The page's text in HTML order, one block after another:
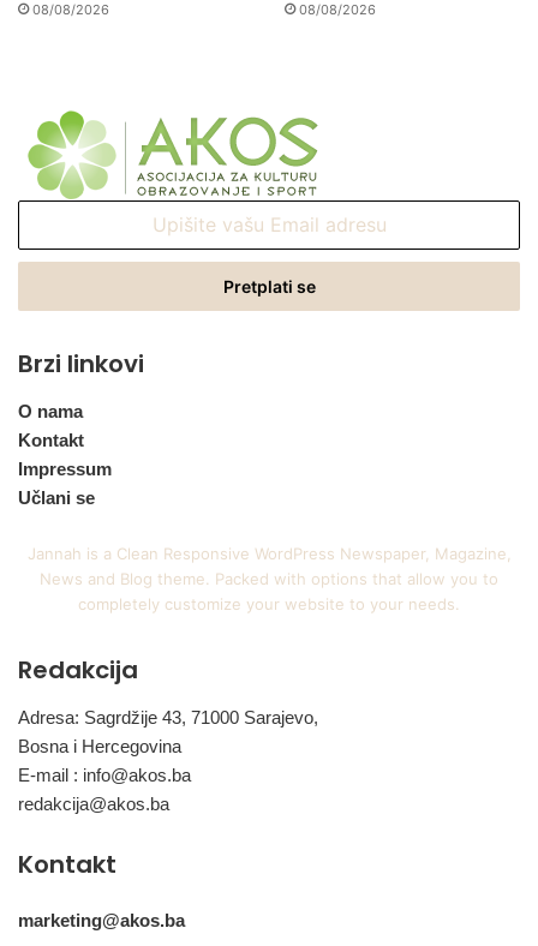
08/08/2026 08/08/2026
Email
Brzi linkovi
O nama
Kontakt
Impressum
Učlani se
Jannah is a Clean Responsive WordPress Newspaper, Magazine,
News and Blog theme. Packed with options that allow you to
completely customize your website to your needs.
Redakcija
Adresa: Sagrdžije 43, 71000 Sarajevo,
Bosna i Hercegovina
E-mail : info@akos.ba
redakcija@akos.ba
Kontakt
marketing@akos.ba